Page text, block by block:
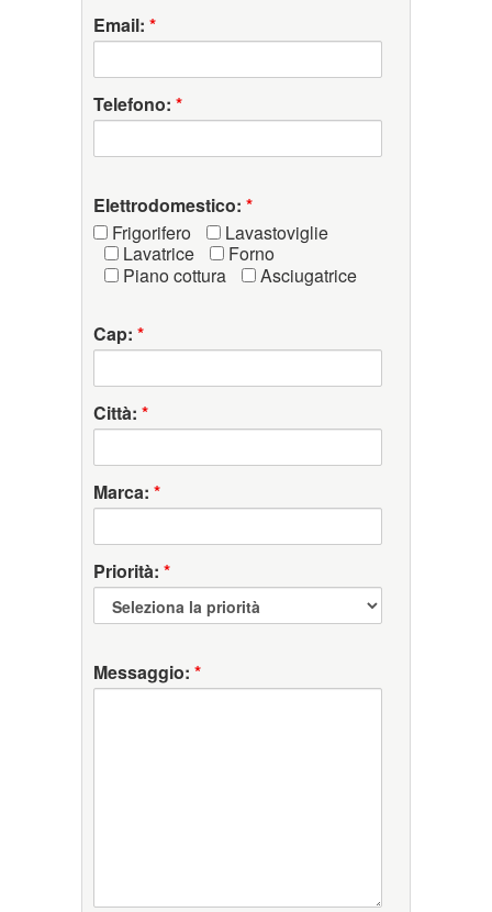
Email: *
Telefono: *
Elettrodomestico: *
Frigorifero
Lavastoviglie
Lavatrice
Forno
Piano cottura
Asciugatrice
Cap: *
Città: *
Marca: *
Priorità: *
Messaggio: *